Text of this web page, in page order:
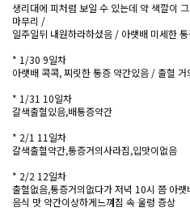
생리대에 피처럼 보일 수 있는데 약 색깔이
마무리 /
일주일뒤 내원하라하셨음 / 아랫배 미세한
* 1/30 9일차
아랫배 콕콕, 찌릿한 통증 약간있음 / 출혈 거
* 1/31 10일차
갈색출혈있음,배통증약간
* 2/1 11일차
갈색출혈약간,통증거의사라짐,입맛이없음
* 2/2 12일차
출혈없음,통증
음식 맛 약간이상하게느껴짐 속 울렁 증상